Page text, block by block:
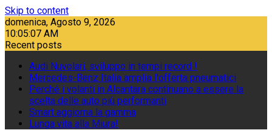
Skip to content
domenica, Agosto 9, 2026
10:05:08 AM
Recent posts
Audi Nuvolari, sviluppo in tempi record !
Mercedes-Benz Italia amplia l'offerta pneumatici
Perché i volanti in Alcantara continuano a essere la
scelta delle auto più performanti
Smart aggiorna la gamma
Lunga vita alla Miura!